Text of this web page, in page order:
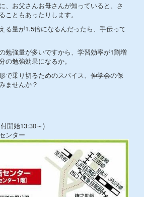
、お父さんお母さんが知っていると、さ
こともあったりします。
る量が1.5倍になるんだったら、手伝って
勉強量が多いですから、学習効率が1割増
の勉強効果になるか。
で乗り切るためのスパイス、伸学会の保
ませんか？
開始13:30～)
ンター